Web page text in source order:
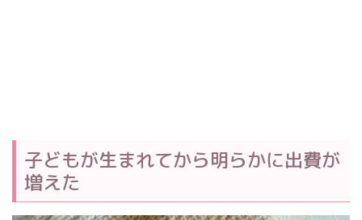
子どもが生まれてから明らかに出費が
増えた